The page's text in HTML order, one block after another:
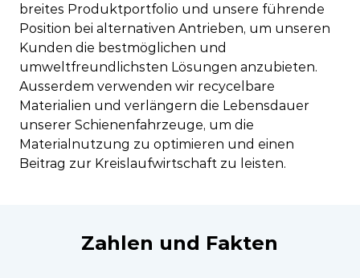
breites Produktportfolio und unsere führende
Position bei alternativen Antrieben, um unseren
Kunden die bestmöglichen und
umweltfreundlichsten Lösungen anzubieten.
Ausserdem verwenden wir recycelbare
Materialien und verlängern die Lebensdauer
unserer Schienenfahrzeuge, um die
Materialnutzung zu optimieren und einen
Beitrag zur Kreislaufwirtschaft zu leisten.
Zahlen und Fakten